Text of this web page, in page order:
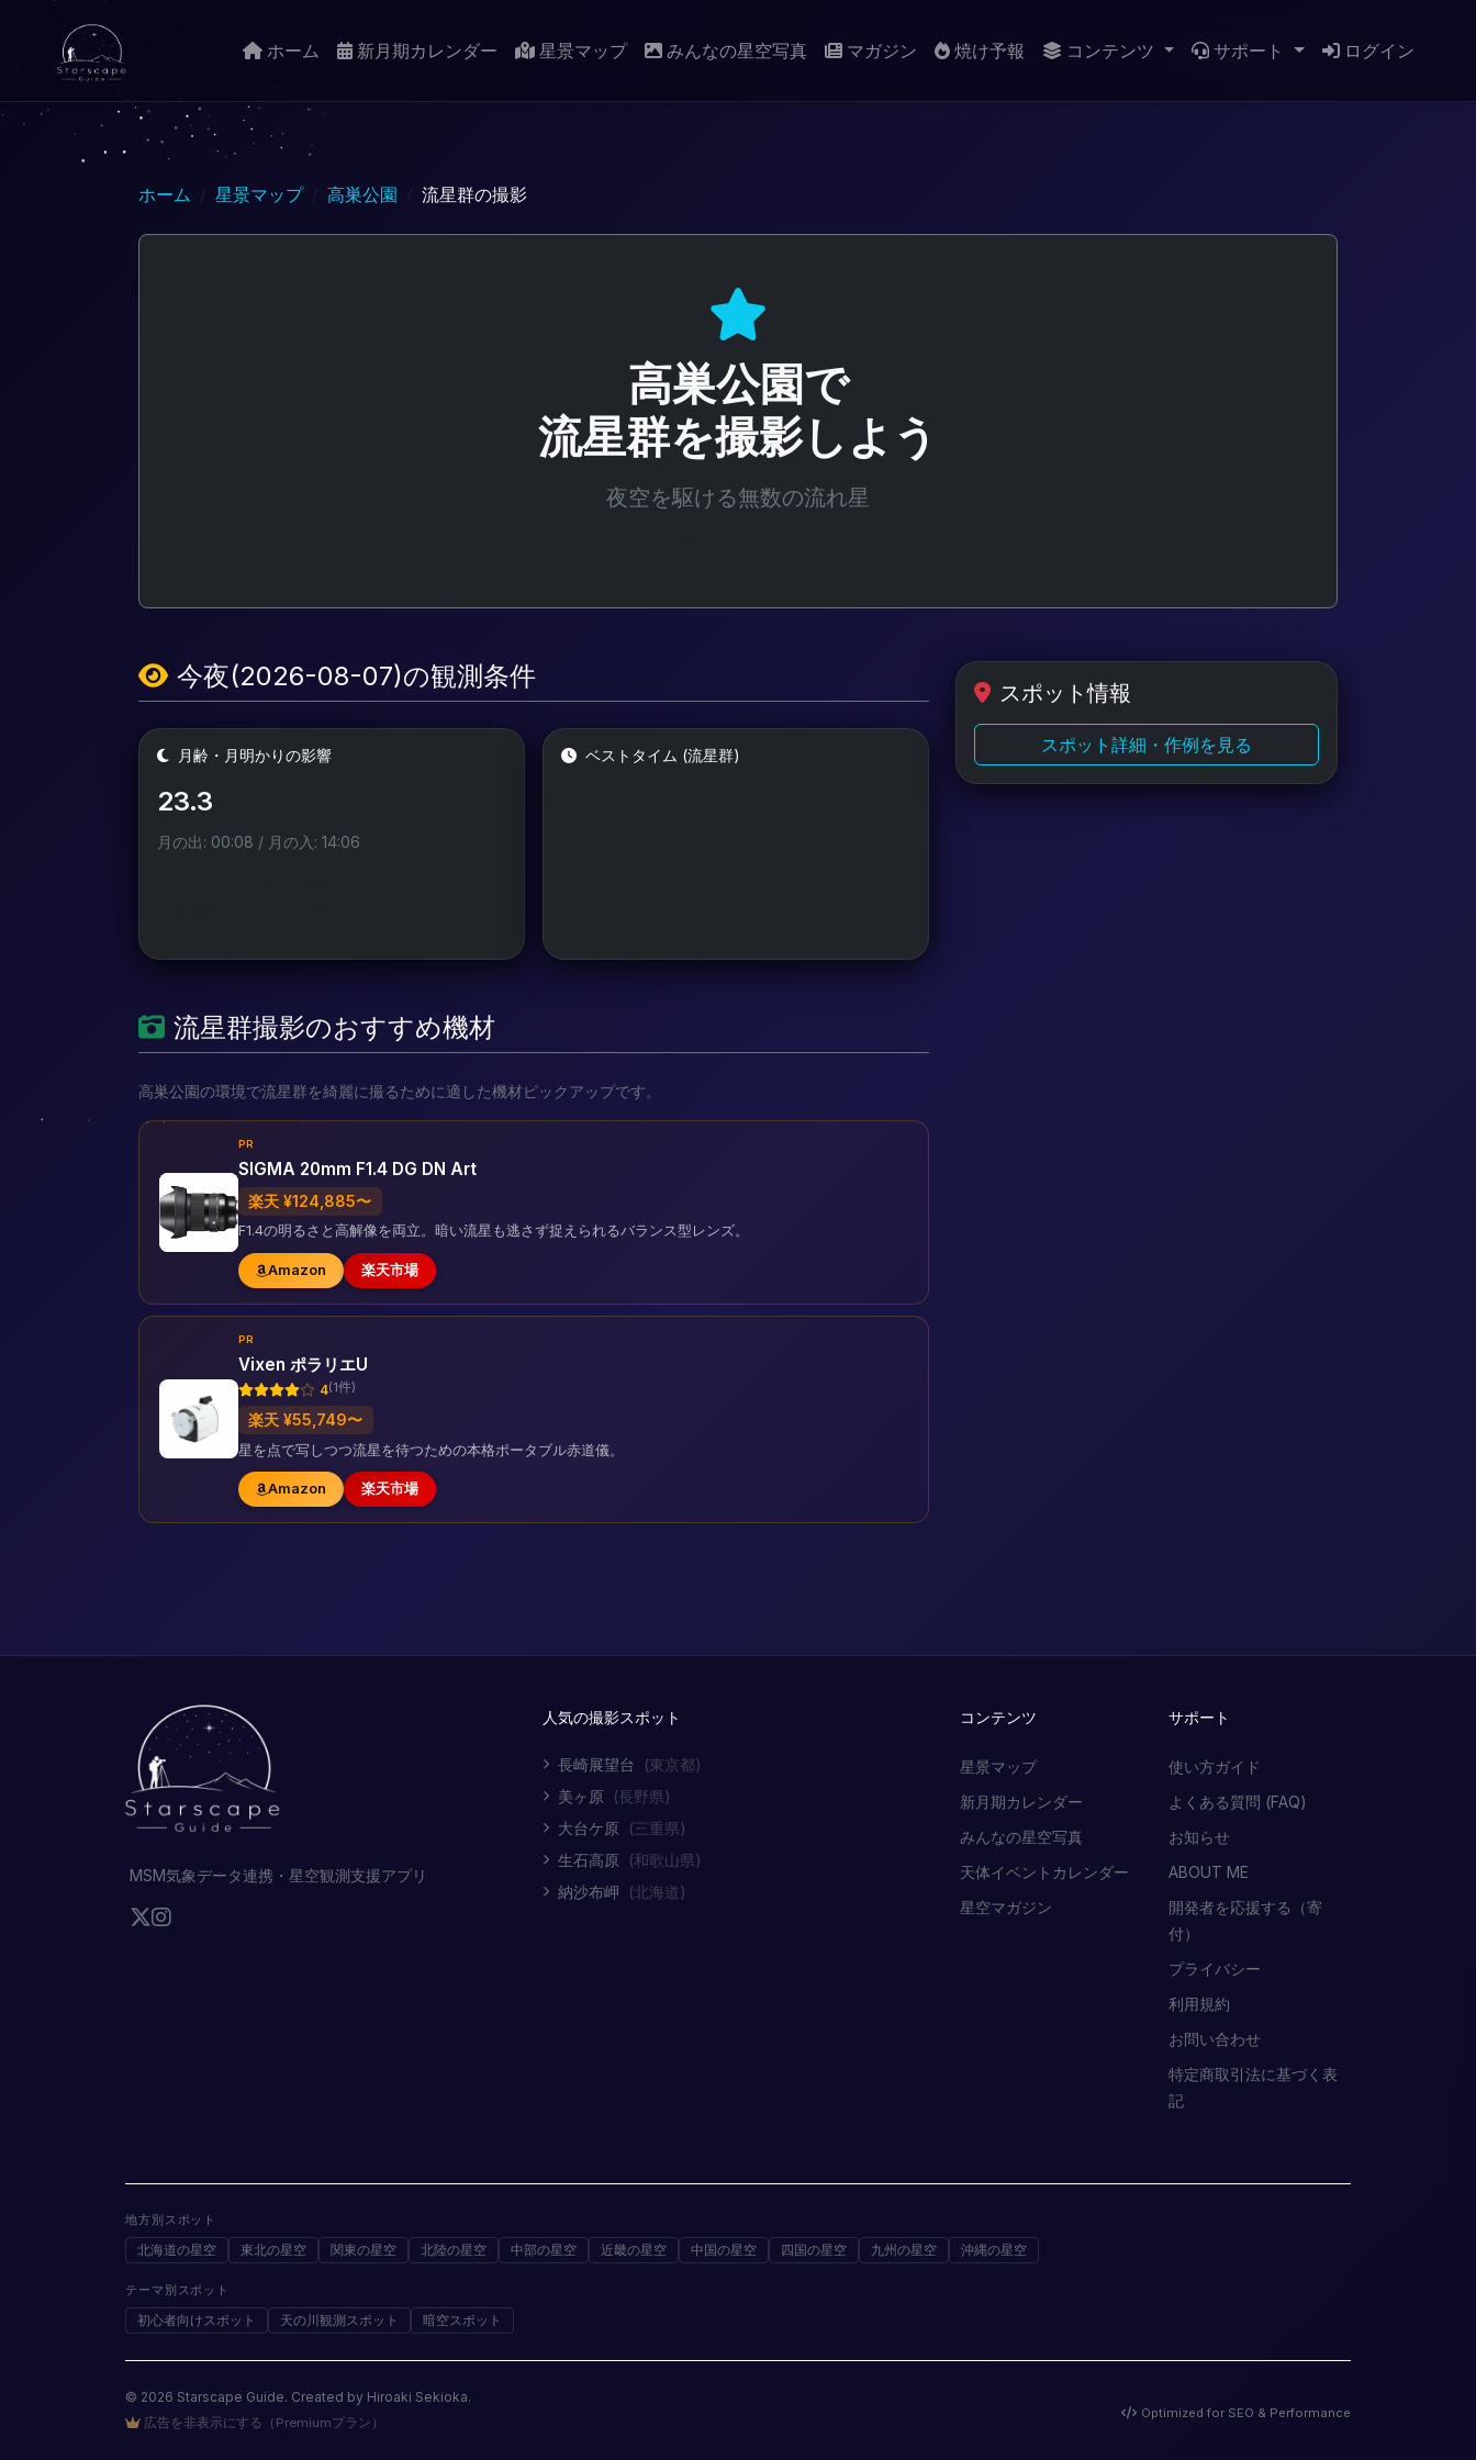
ホーム 新月期カレンダー 星景マップ みんなの星空写真 マガジン 焼け予報 コンテンツ サポート ログイン
ホーム 星景マップ 高巣公園 流星群の撮影
高巣公園で
流星群を撮影しよう
夜空を駆ける無数の流れ星
今夜(2026-08-07)の観測条件
月齢・月明かりの影響
23.3
月の出: 00:08 / 月の入: 14:06
ベストタイム (流星群)
流星群撮影のおすすめ機材
高巣公園の環境で流星群を綺麗に撮るために適した機材ピックアップです。
PR
SIGMA 20mm F1.4 DG DN Art
楽天 ¥124,885〜
F1.4の明るさと高解像を両立。暗い流星も逃さず捉えられるバランス型レンズ。
Amazon 楽天市場
PR
Vixen ポラリエU
4(1件)
楽天 ¥55,749〜
星を点で写しつつ流星を待つための本格ポータブル赤道儀。
Amazon 楽天市場
スポット情報
スポット詳細・作例を見る
MSM気象データ連携・星空観測支援アプリ
人気の撮影スポット
長崎展望台
(東京都)
美ヶ原 (長野県)
大台ケ原 (三重県)
生石高原 (和歌山県)
納沙布岬
(北海道)
コンテンツ
星景マップ
新月期カレンダー
みんなの星空写真
天体イベントカレンダー
星空マガジン
サポート
使い方ガイド
よくある質問 (FAQ)
お知らせ
ABOUT ME
開発者を応援する（寄
付）
プライバシー
利用規約
お問い合わせ
特定商取引法に基づく表
記
地方別スポット
北海道の星空 東北の星空 関東の星空 北陸の星空 中部の星空 近畿の星空 中国の星空 四国の星空 九州の星空 沖縄の星空
テーマ別スポット
初心者向けスポット 天の川観測スポット 暗空スポット
© 2026 Starscape Guide. Created by Hiroaki Sekioka.
広告を非表示にする（Premiumプラン）
Optimized for SEO & Performance